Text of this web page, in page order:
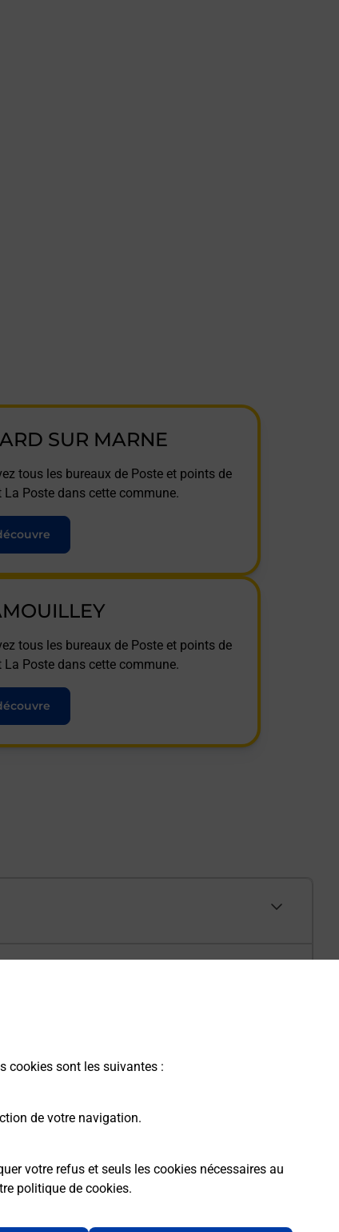
cookies sont les suivantes :
de votre navigation.
votre refus et seuls les cookies nécessaires au
politique de cookies.
SUR MARNE
tous les bureaux de Poste et points de
La Poste dans cette commune.
tous les bureaux de Poste et points de
La Poste dans cette commune.